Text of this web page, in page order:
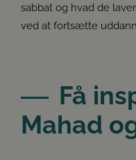
sabbat og hvad de
ved at fortsætte
Få
Mahad